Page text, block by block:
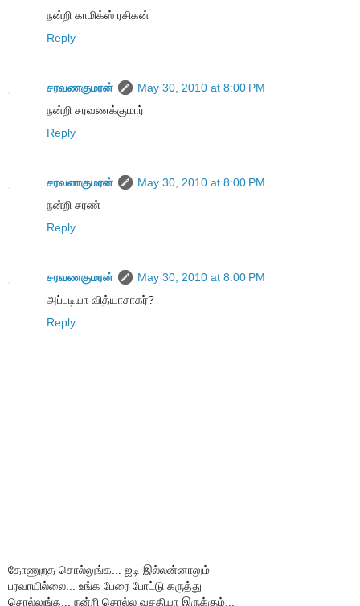
நன்றி காமிக்ஸ் ரசிகன்
Reply
சரவணகுமரன்
May 30, 2010 at 8:00 PM
நன்றி சரவணக்குமார்
Reply
சரவணகுமரன்
May 30, 2010 at 8:00 PM
நன்றி சரண்
Reply
சரவணகுமரன்
May 30, 2010 at 8:00 PM
அப்படியா வித்யாசாகர்?
Reply
தோணுறத சொல்லுங்க... ஐடி இல்லன்னாலும்
பரவாயில்லை... உங்க பேரை போட்டு கருத்து
சொல்லுங்க... நன்றி சொல்ல வசதியா இருக்கும்...